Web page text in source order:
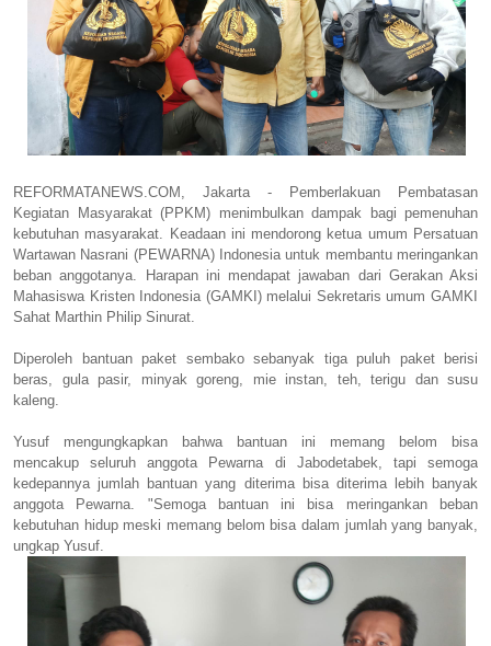
REFORMATANEWS.COM, Jakarta - Pemberlakuan Pembatasan
Kegiatan Masyarakat (PPKM) menimbulkan dampak bagi pemenuhan
kebutuhan masyarakat. Keadaan ini mendorong ketua umum Persatuan
Wartawan Nasrani (PEWARNA) Indonesia untuk membantu meringankan
beban anggotanya. Harapan ini mendapat jawaban dari Gerakan Aksi
Mahasiswa Kristen Indonesia (GAMKI) melalui Sekretaris umum GAMKI
Sahat Marthin Philip Sinurat.
Diperoleh bantuan paket sembako sebanyak tiga puluh paket berisi
beras, gula pasir, minyak goreng, mie instan, teh, terigu dan susu
kaleng.
Yusuf mengungkapkan bahwa bantuan ini memang belom bisa
mencakup seluruh anggota Pewarna di Jabodetabek, tapi semoga
kedepannya jumlah bantuan yang diterima bisa diterima lebih banyak
anggota Pewarna. "Semoga bantuan ini bisa meringankan beban
kebutuhan hidup meski memang belom bisa dalam jumlah yang banyak,
ungkap Yusuf.